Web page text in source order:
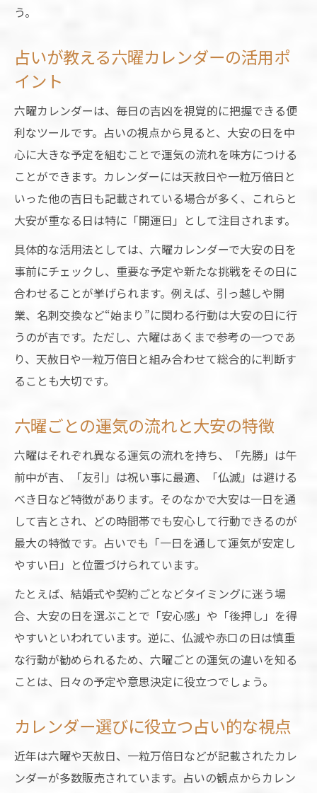
う。
占いが教える六曜カレンダーの活用ポ
イント
六曜カレンダーは、毎日の吉凶を視覚的に把握できる便
利なツールです。占いの視点から見ると、大安の日を中
心に大きな予定を組むことで運気の流れを味方につける
ことができます。カレンダーには天赦日や一粒万倍日と
いった他の吉日も記載されている場合が多く、これらと
大安が重なる日は特に「開運日」として注目されます。
具体的な活用法としては、六曜カレンダーで大安の日を
事前にチェックし、重要な予定や新たな挑戦をその日に
合わせることが挙げられます。例えば、引っ越しや開
業、名刺交換など“始まり”に関わる行動は大安の日に行
うのが吉です。ただし、六曜はあくまで参考の一つであ
り、天赦日や一粒万倍日と組み合わせて総合的に判断す
ることも大切です。
六曜ごとの運気の流れと大安の特徴
六曜はそれぞれ異なる運気の流れを持ち、「先勝」は午
前中が吉、「友引」は祝い事に最適、「仏滅」は避ける
べき日など特徴があります。そのなかで大安は一日を通
して吉とされ、どの時間帯でも安心して行動できるのが
最大の特徴です。占いでも「一日を通して運気が安定し
やすい日」と位置づけられています。
たとえば、結婚式や契約ごとなどタイミングに迷う場
合、大安の日を選ぶことで「安心感」や「後押し」を得
やすいといわれています。逆に、仏滅や赤口の日は慎重
な行動が勧められるため、六曜ごとの運気の違いを知る
ことは、日々の予定や意思決定に役立つでしょう。
カレンダー選びに役立つ占い的な視点
近年は六曜や天赦日、一粒万倍日などが記載されたカレ
ンダーが多数販売されています。占いの観点からカレン